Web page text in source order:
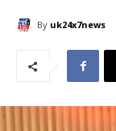
By uk24x7news